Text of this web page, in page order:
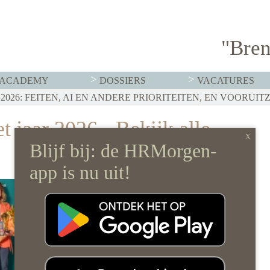
ACADEMY DOSSIERS VACATURES
MOET HR NU AL REGELEN
FEITEN, AI EN ANDERE PRIORITEITEN, EN
HOEF JE JE ORGANISATIE NIET OP Z’N
jaar 2026 -Bekijk alle